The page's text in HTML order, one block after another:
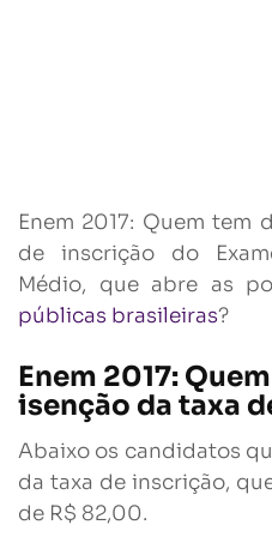
Enem 2017: Quem tem
de inscrição do
Médio, que abre as
públicas brasileiras?
Enem 2017:
isenção da taxa
Abaixo os candidatos
da taxa de inscrição,
de R$ 82,00.